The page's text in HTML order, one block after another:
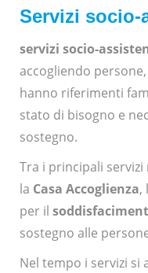
Servizi socio-
servizi socio-
accogliendo persone,
hanno riferimenti
stato di bisogno e
sostegno.
Tra i principali
la Casa Accoglienza,
per il
sostegno alle
Nel tempo i servizi si